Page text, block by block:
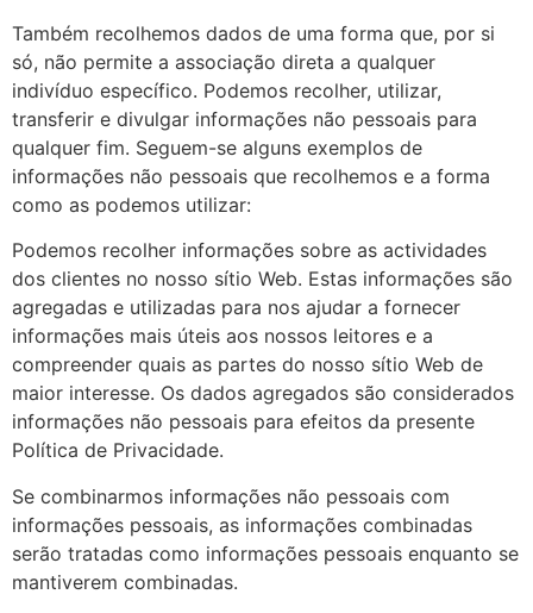
Também recolhemos dados de uma forma que, por si
só, não permite a associação direta a qualquer
indivíduo específico. Podemos recolher, utilizar,
transferir e divulgar informações não pessoais para
qualquer fim. Seguem-se alguns exemplos de
informações não pessoais que recolhemos e a forma
como as podemos utilizar:
Podemos recolher informações sobre as actividades
dos clientes no nosso sítio Web. Estas informações são
agregadas e utilizadas para nos ajudar a fornecer
informações mais úteis aos nossos leitores e a
compreender quais as partes do nosso sítio Web de
maior interesse. Os dados agregados são considerados
informações não pessoais para efeitos da presente
Política de Privacidade.
Se combinarmos informações não pessoais com
informações pessoais, as informações combinadas
serão tratadas como informações pessoais enquanto se
mantiverem combinadas.